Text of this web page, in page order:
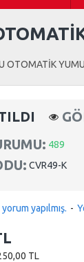
OTOMATİK
489
CVR49-K
yapılmış. -
TL